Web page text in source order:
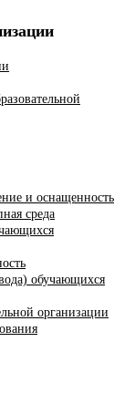
и оснащенность
среда
обучающихся
организации